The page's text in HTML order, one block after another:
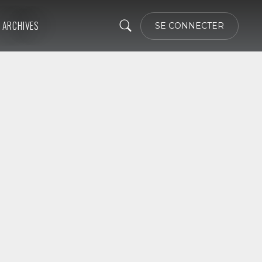
SE CONNECTER
ARCHIVES